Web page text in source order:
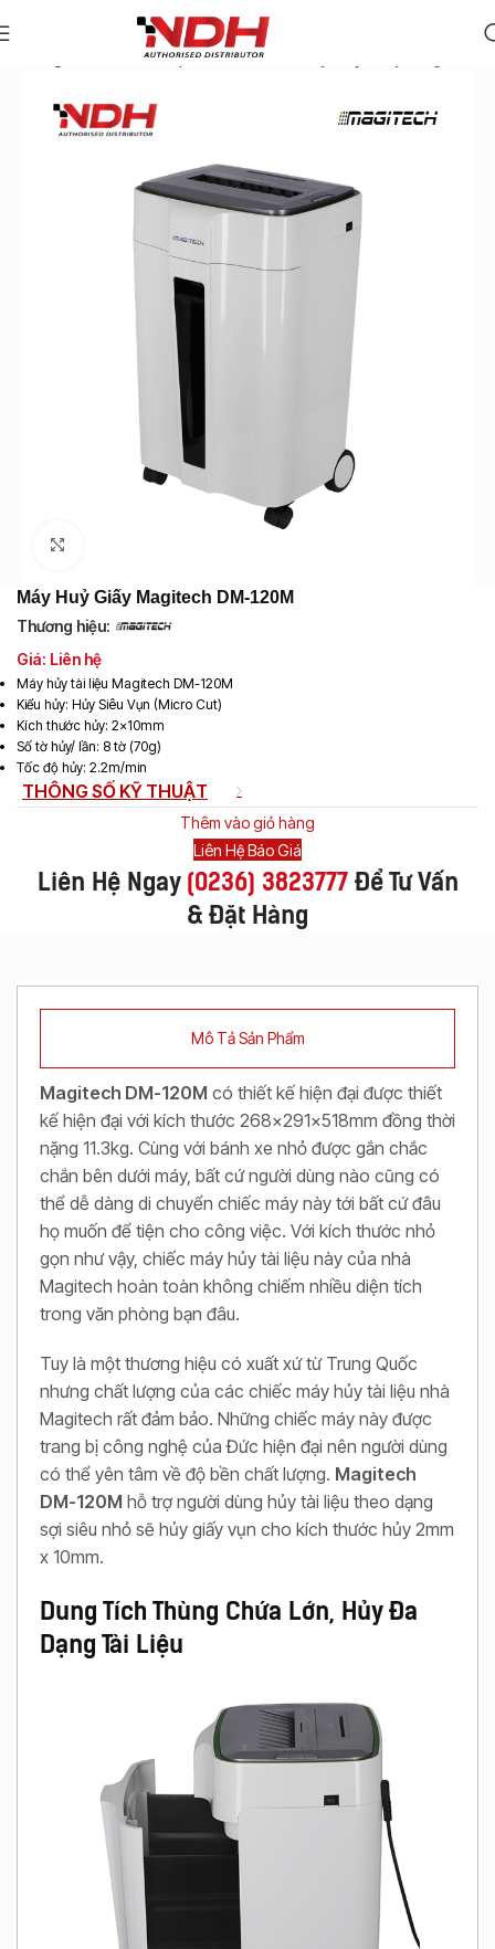
Danh Mục Sản Phẩm
Máy Huỷ Giấy Magitech DM-120M
Thương hiệu:
Giá: Liên hệ
Máy hủy tài liệu Magitech DM-120M
Kiểu hủy: Hủy Siêu Vụn (Micro Cut)
Kích thước hủy: 2x10mm
Số tờ hủy/ lần: 8 tờ (70g)
Tốc độ hủy: 2.2m/min
THÔNG SỐ KỸ THUẬT
Thêm vào giỏ hàng
Liên Hệ Báo Giá
Liên Hệ Ngay (0236) 3823777Để Tư Vấn
& Đặt Hàng
Mô Tả Sản Phẩm
Magitech DM-120M có thiết kế hiện đại được thiết
kế hiện đại với kích thước 268x291x518mm đồng thời
nặng 11.3kg. Cùng với bánh xe nhỏ được gắn chắc
chắn bên dưới máy, bất cứ người dùng nào cũng có
thể dễ dàng di chuyển chiếc máy này tới bất cứ đâu
họ muốn để tiện cho công việc. Với kích thước nhỏ
gọn như vậy, chiếc máy hủy tài liệu này của nhà
Magitech hoàn toàn không chiếm nhiều diện tích
trong văn phòng bạn đâu.
Tuy là một thương hiệu có xuất xứ từ Trung Quốc
nhưng chất lượng của các chiếc máy hủy tài liệu nhà
Magitech rất đảm bảo. Những chiếc máy này được
trang bị công nghệ của Đức hiện đại nên người dùng
có thể yên tâm về độ bền chất lượng. Magitech
DM-120M hỗ trợ người dùng hủy tài liệu theo dạng
sợi siêu nhỏ sẽ hủy giấy vụn cho kích thước hủy 2mm
x 10mm.
Dung Tích Thùng Chứa Lớn, Hủy Đa
Dạng Tài Liệu